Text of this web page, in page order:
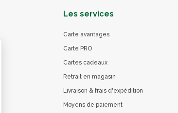
Les services
Carte avantages
Carte PRO
Cartes cadeaux
Retrait en magasin
Livraison & frais d'expédition
Moyens de paiement